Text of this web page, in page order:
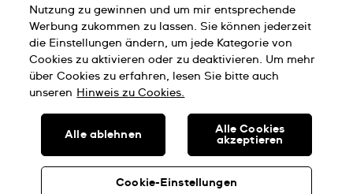
Cookies Hinweis Nutzungsbedingungen
Impressum
SWISS MADE
© SWATCH AG 2026, ALLE RECHTE VORBEHALTEN: SWISS
Nutzung zu gewinnen und um mir entsprechende
Werbung zukommen zu lassen. Sie können jederzeit
die Einstellungen ändern, um jede Kategorie von
Cookies zu aktivieren oder zu deaktivieren. Um mehr
über Cookies zu erfahren, lesen Sie bitte auch
unseren Hinweis zu Cookies.
Cookie-Einstellungen
Alle ablehnen
Alle Cookies
akzeptieren